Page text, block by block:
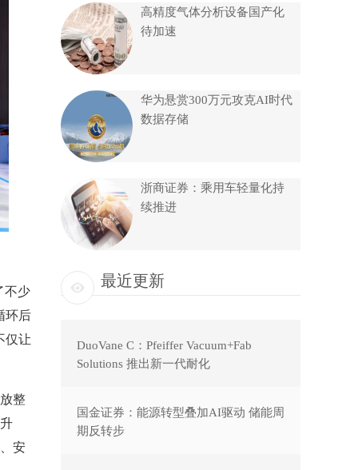
不少
环后
仅让
整
安
高精度气体分析设备国产化
待加速
华为悬赏300万元攻克AI时代
数据存储
浙商证券：乘用车轻量化持
续推进
最近更新
DuoVane C：Pfeiffer Vacuum+Fab
Solutions 推出新一代耐化
国金证券：能源转型叠加AI驱动 储能周
期反转步